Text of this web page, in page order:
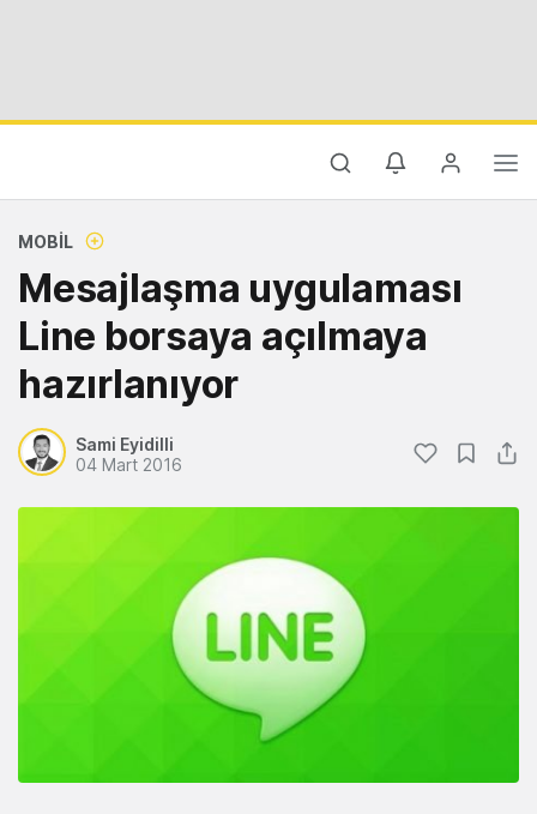
MOBIL
Mesajlaşma uygulaması
Line borsaya açılmaya
hazırlanıyor
Sami Eyidilli
04 Mart 2016